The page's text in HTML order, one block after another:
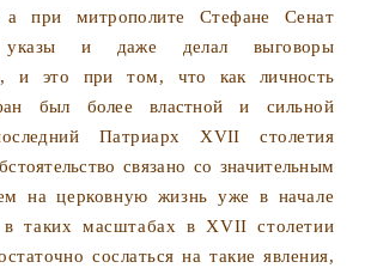
при митрополите Стефане Сенат
зы и даже делал выговоры
и это при том, что как личность
был более властной и сильной
Патриарх XVII столетия
связано со значительным
на церковную жизнь уже в начале
таких масштабах в XVII столетии
сослаться на такие явления,